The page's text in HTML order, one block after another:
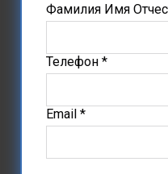
Фамилия Имя
Телефон *
Email *